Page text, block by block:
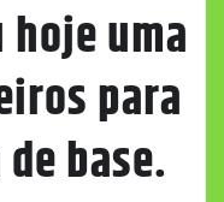
uma
para
base.